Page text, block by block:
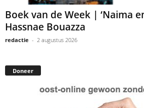
Boek van de Week | ‘Naima
Hassnae Bouazza
redactie - 2 augustus 2026
Doneer